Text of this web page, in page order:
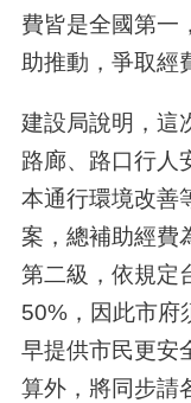
費皆是全國第一
助推動，爭取經
建設局說明，這
路廊、路口行人
本通行環境改善
案，總補助經費
第二級，依規定
50%，因此市府
早提供市民更安
算外，將同步請